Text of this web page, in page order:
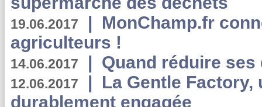
19.06.2017 | MonChamp.fr
agriculteurs !
14.06.2017 | Quand réduire
12.06.2017 | La Gentle
durablement engagée